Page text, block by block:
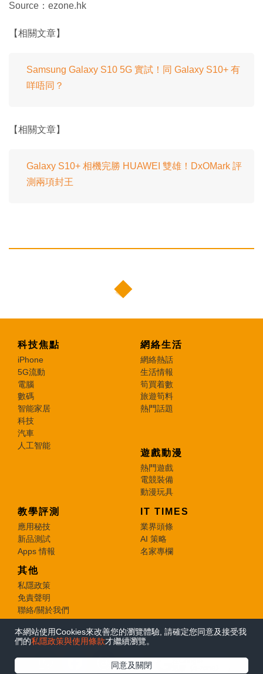
Source：ezone.hk
【相關文章】
Samsung Galaxy S10 5G 實試！同 Galaxy S10+ 有
咩唔同？
【相關文章】
Galaxy S10+ 相機完勝 HUAWEI 雙雄！DxOMark 評
測兩項封王
科技焦點
iPhone
5G流動
電腦
數碼
智能家居
科技
汽車
人工智能
網絡生活
網絡熱話
生活情報
筍買着數
旅遊筍料
熱門話題
遊戲動漫
熱門遊戲
電競裝備
動漫玩具
教學評測
應用秘技
新品測試
Apps 情報
IT TIMES
業界頭條
AI 策略
名家專欄
其他
私隱政策
免責聲明
聯絡/關於我們
© 2026 e-zone. All Rights Reserved.
本網站使用Cookies來改善您的瀏覽體驗, 請確定您同意及接受我
們的私隱政策與使用條款才繼續瀏覽。
同意及關閉